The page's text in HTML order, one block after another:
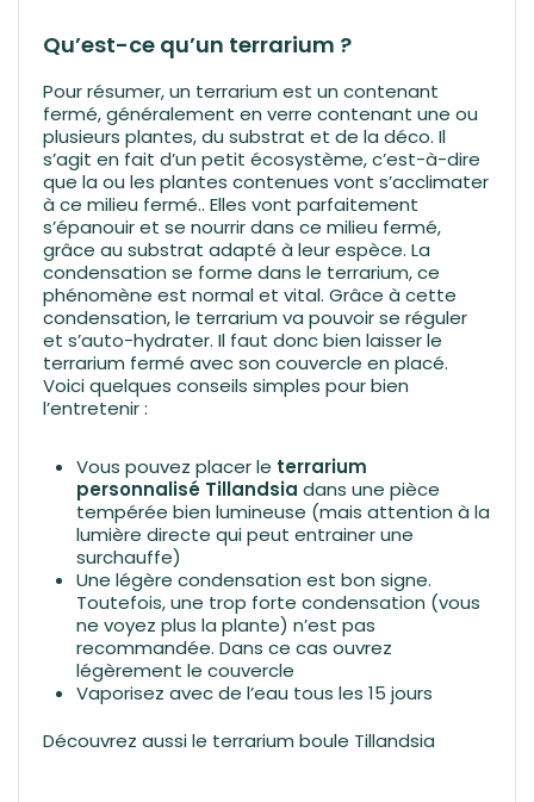
Qu’est-ce qu’un terrarium ?
Pour résumer, un terrarium est un contenant
fermé, généralement en verre contenant une ou
plusieurs plantes, du substrat et de la déco. Il
s’agit en fait d’un petit écosystème, c’est-à-dire
que la ou les plantes contenues vont s’acclimater
à ce milieu fermé.. Elles vont parfaitement
s’épanouir et se nourrir dans ce milieu fermé,
grâce au substrat adapté à leur espèce. La
condensation se forme dans le terrarium, ce
phénomène est normal et vital. Grâce à cette
condensation, le terrarium va pouvoir se réguler
et s’auto-hydrater. Il faut donc bien laisser le
terrarium fermé avec son couvercle en placé.
Voici quelques conseils simples pour bien
l’entretenir :
Vous pouvez placer le terrarium
personnalisé Tillandsia dans une pièce
tempérée bien lumineuse (mais attention à la
lumière directe qui peut entrainer une
surchauffe)
Une légère condensation est bon signe.
Toutefois, une trop forte condensation (vous
ne voyez plus la plante) n’est pas
recommandée. Dans ce cas ouvrez
légèrement le couvercle
Vaporisez avec de l’eau tous les 15 jours
Découvrez aussi le terrarium boule Tillandsia